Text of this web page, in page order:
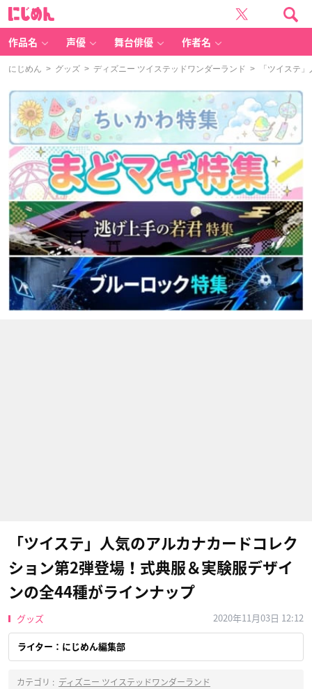
作品名 声優 舞台俳優 作者名
にじめん > グッズ > ディズニー ツイステッドワンダーランド > 「ツイステ」
「ツイステ」人気のアルカナカードコレク
ション第2弾登場！式典服＆実験服デザイ
ンの全44種がラインナップ
グッズ 2020年11月03日 12:12
ライター：にじめん編集部
カテゴリ : ディズニー ツイステッドワンダーランド